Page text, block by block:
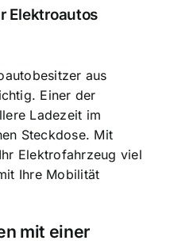
Elektroautos
aus
Einer der
Ladezeit im
Steckdose. Mit
Elektrofahrzeug viel
Ihre Mobilität
mit einer